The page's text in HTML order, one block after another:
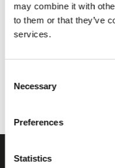
may combine it with
to them or that they’ve
services.
Selection
Necessary
Preferences
Statistics
In den Warenkorb
Sie haben das